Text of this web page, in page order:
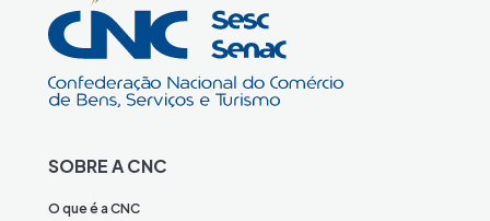
SOBRE A CNC
O que é a CNC